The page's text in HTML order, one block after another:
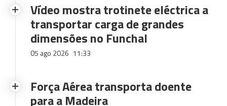
Vídeo mostra trotinete eléctrica a
transportar carga de grandes
dimensões no Funchal
05 ago 2026 11:33
Força Aérea transporta doente
para a Madeira